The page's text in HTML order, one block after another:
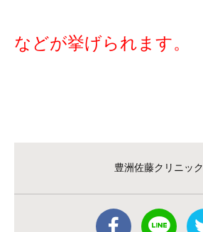
などが挙げられます。
豊洲佐藤クリニック